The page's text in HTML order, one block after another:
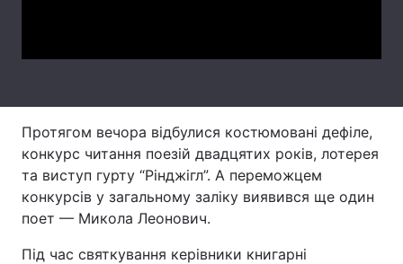
Протягом вечора відбулися костюмовані дефіле,
конкурс читання поезій двадцятих років, лотерея
та виступ гурту “Рінджігл”. А переможцем
конкурсів у загальному заліку виявився ще один
поет — Микола Леонович.
Під час святкування керівники книгарні